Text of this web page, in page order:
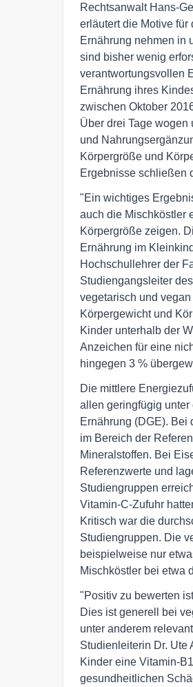
Rechtsanwalt Hans-
erläutert die Motive
Ernährung nehmen in
sind bisher wenig
verantwortungsvollen
Ernährung ihres
zwischen Oktober
Über drei Tage
und
Körpergröße und
Ergebnisse schließen
"Ein wichtiges
auch die Mischköstler
Körpergröße zeigen.
Ernährung im
Hochschullehrer der
Studiengangsleiter
vegetarisch und
Körpergewicht und
Kinder unterhalb der
Anzeichen für eine
hingegen 3 %
Die mittlere
allen geringfügig unter
Ernährung (DGE). Bei
im Bereich der
Mineralstoffen. Bei
Referenzwerte und
Studiengruppen
Vitamin-C-Zufuhr
Kritisch war die
Studiengruppen. Die
beispielweise nur
Mischköstler bei etwa
"Positiv zu bewerten
Dies ist generell bei
unter anderem
Studienleiterin Dr. Ute
Kinder eine Vitamin-
gesundheitlichen